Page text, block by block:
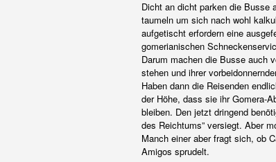
Dicht an dicht parken die Busse
taumeln um sich nach wohl
aufgetischt erfordern eine
gomerianischen
Darum machen die Busse auch
stehen und ihrer
Haben dann die Reisenden
der Höhe, dass sie ihr Gomera-
bleiben. Den jetzt dringend
des Reichtums” versiegt. Aber
Manch einer aber fragt sich, ob
Amigos sprudelt.